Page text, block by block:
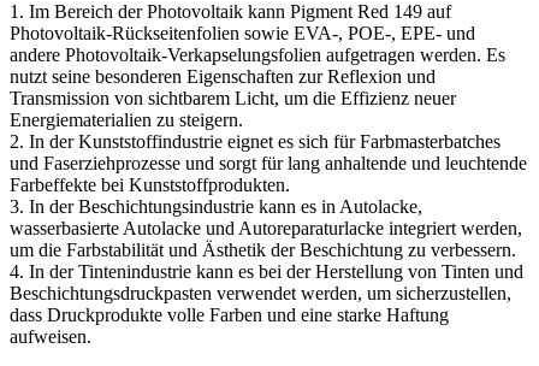
1. Im Bereich der Photovoltaik kann Pigment Red 149 auf
Photovoltaik-Rückseitenfolien sowie EVA-, POE-, EPE- und
andere Photovoltaik-Verkapselungsfolien aufgetragen werden. Es
nutzt seine besonderen Eigenschaften zur Reflexion und
Transmission von sichtbarem Licht, um die Effizienz neuer
Energiematerialien zu steigern.
2. In der Kunststoffindustrie eignet es sich für Farbmasterbatches
und Faserziehprozesse und sorgt für lang anhaltende und leuchtende
Farbeffekte bei Kunststoffprodukten.
3. In der Beschichtungsindustrie kann es in Autolacke,
wasserbasierte Autolacke und Autoreparaturlacke integriert werden,
um die Farbstabilität und Ästhetik der Beschichtung zu verbessern.
4. In der Tintenindustrie kann es bei der Herstellung von Tinten und
Beschichtungsdruckpasten verwendet werden, um sicherzustellen,
dass Druckprodukte volle Farben und eine starke Haftung
aufweisen.